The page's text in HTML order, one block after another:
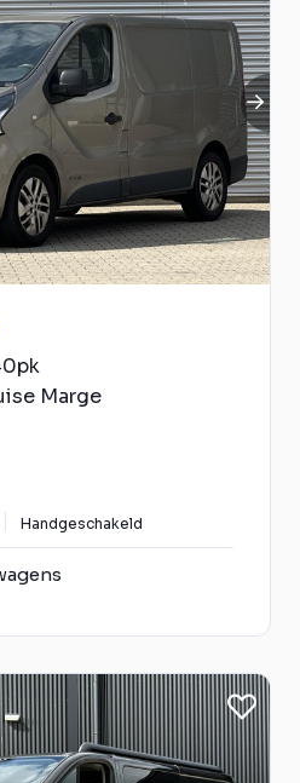
Marge
Handgeschakeld